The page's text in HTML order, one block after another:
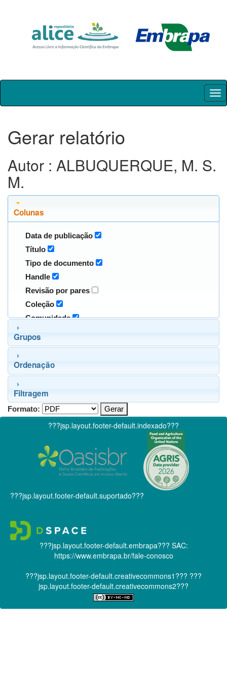
Skip
Gerar relatório
Autor : ALBUQUERQUE, M. S.
M.
Colunas
Data de publicação
Título
Tipo de documento
Handle
Revisão por pares
Coleção
Comunidade
Grupos
Ordenação
Filtragem
Formato:
???jsp.layout.footer-default.indexado???
???jsp.layout.footer-default.suportado???
???jsp.layout.footer-default.embrapa??? SAC:
https://www.embrapa.br/fale-conosco
???jsp.layout.footer-default.creativecommons1??? ???
jsp.layout.footer-default.creativecommons2???